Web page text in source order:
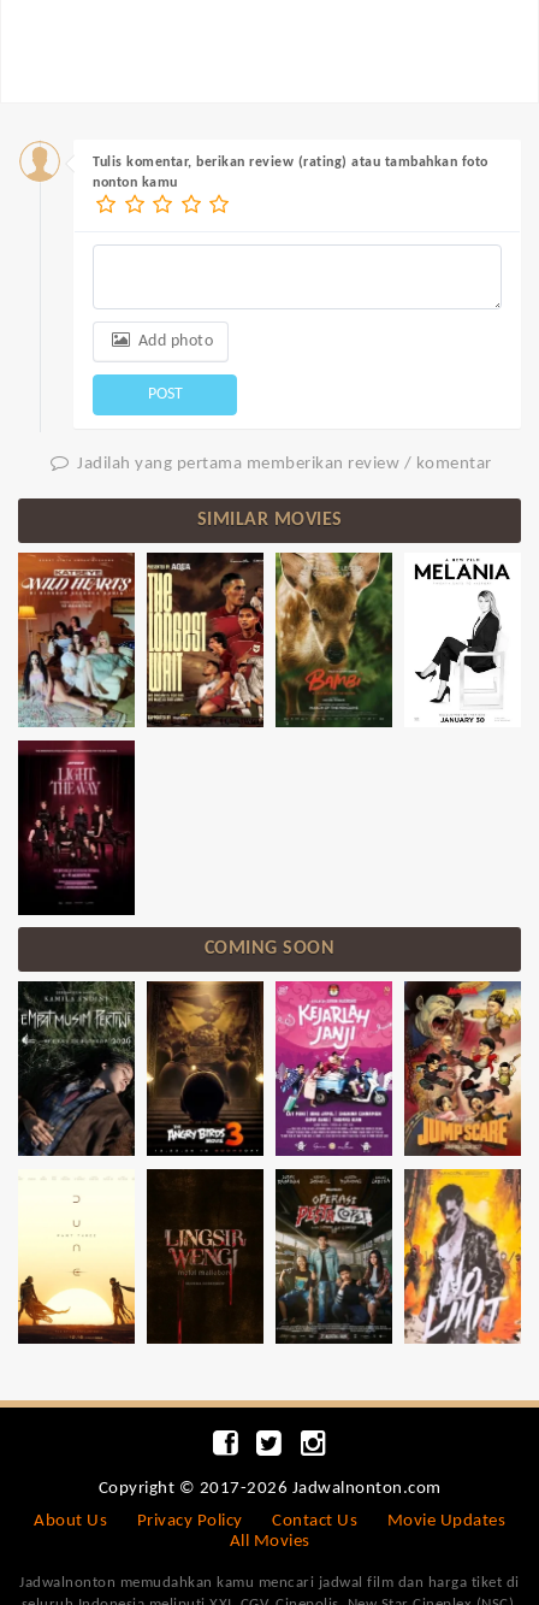
Tulis komentar, berikan review (rating) atau tambahkan foto
nonton kamu
Add photo
POST
Jadilah yang pertama memberikan review / komentar
SIMILAR MOVIES
COMING SOON
Copyright © 2017-2026 Jadwalnonton.com
About Us
Privacy Policy Contact Us
Movie Updates
All Movies
Jadwalnonton memudahkan kamu mencari jadwal film dan harga tiket di